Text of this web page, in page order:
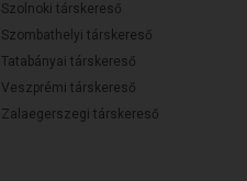
Szolnoki társkereső
Szombathelyi társkereső
Tatabányai társkereső
Veszprémi társkereső
Zalaegerszegi társkereső